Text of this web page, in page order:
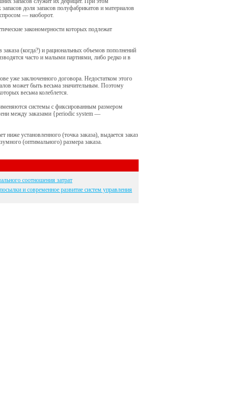
доля запасов полуфабрикатов и материалов
— наоборот.
закономерности которых подлежат
(когда?) и рациональных объемов пополнений
часто и малыми партиями, либо редко и в
уже заключенного договора. Недостатком этого
может быть весьма значительным. Поэтому
весьма колеблется.
системы с фиксированным размером
между заказами {periodic system —
ниже установленного (точка заказа), выдается заказ
(оптимального) размера заказа.
соотношения затрат
и современное развитие систем управления